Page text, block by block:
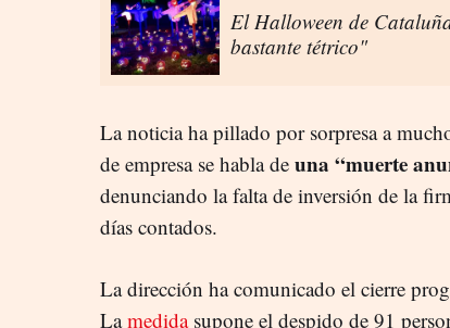
El Halloween de
bastante tétrico"
La noticia ha pillado por sorpresa a
de empresa se habla de una “muerte
denunciando la falta de inversión de la
días contados.
La dirección ha comunicado el cierre
Lamedidasupone el despido de 91